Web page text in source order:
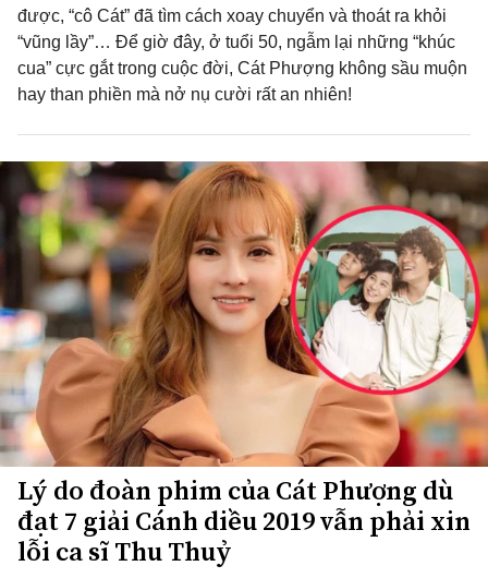
được, “cô Cát” đã tìm cách xoay chuyển và thoát ra khỏi
“vũng lầy”… Để giờ đây, ở tuổi 50, ngẫm lại những “khúc
cua” cực gắt trong cuộc đời, Cát Phượng không sầu muộn
hay than phiền mà nở nụ cười rất an nhiên!
Lý do đoàn phim của Cát Phượng dù
đạt 7 giải Cánh diều 2019 vẫn phải xin
lỗi ca sĩ Thu Thuỷ